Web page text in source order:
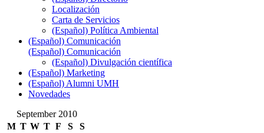
Localización
Carta de Servicios
(Español) Política Ambiental
(Español) Comunicación
(Español) Comunicación
(Español) Divulgación científica
(Español) Marketing
(Español) Alumni UMH
Novedades
September 2010
M T W T F S
S